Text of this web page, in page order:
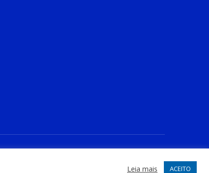
Leia mais ACEITO